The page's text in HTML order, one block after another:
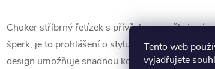
Tento web
vyjadřujete
Choker stříbrný řetízek s přívěskem mušle je
šperk; je to prohlášení o stylu a vkusu. Jeho
design umožňuje snadnou kombinaci s různými